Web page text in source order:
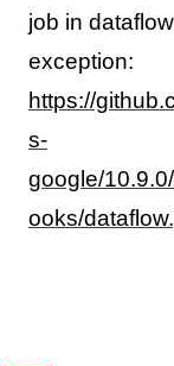
job in
exception:
https://
s-
google/
ooks/